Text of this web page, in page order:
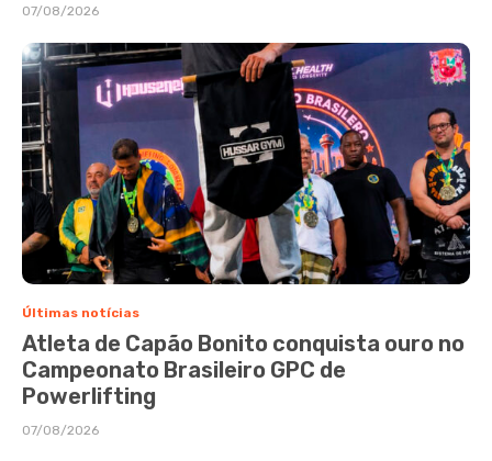
07/08/2026
Últimas notícias
Atleta de Capão Bonito conquista ouro no
Campeonato Brasileiro GPC de
Powerlifting
07/08/2026